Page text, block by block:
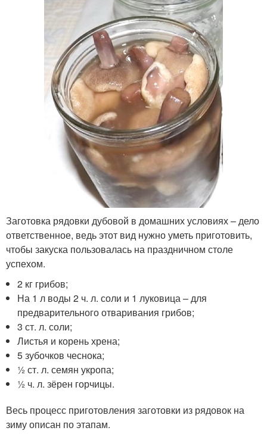
Заготовка рядовки дубовой в домашних условиях – дело
ответственное, ведь этот вид нужно уметь приготовить,
чтобы закуска пользовалась на праздничном столе
успехом.
2 кг грибов;
На 1 л воды 2 ч. л. соли и 1 луковица – для
предварительного отваривания грибов;
3 ст. л. соли;
Листья и корень хрена;
5 зубочков чеснока;
½ ст. л. семян укропа;
½ ч. л. зёрен горчицы.
Весь процесс приготовления заготовки из рядовок на
зиму описан по этапам.